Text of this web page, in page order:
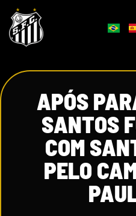
APÓS
SANTOS
COM
PELO